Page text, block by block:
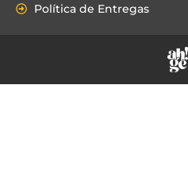
Política de Entregas